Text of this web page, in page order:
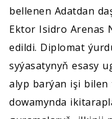
bellenen Adatdan
Ektor Isidro Arenas
edildi. Diplomat
syýasatynyň esasy
alyp barýan işi bilen
dowamynda